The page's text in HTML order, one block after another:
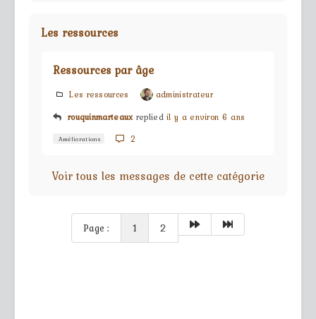
Les ressources
Ressources par âge
Les ressources
administrateur
rouquinmarteaux repliedil y a environ 6 ans
Améliorations 2
Voir tous les messages de cette catégorie
Page : 1 2